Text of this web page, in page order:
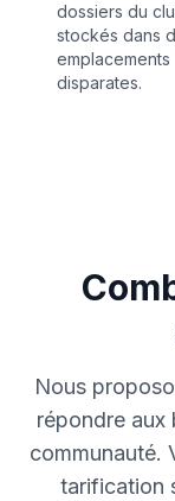
dossiers du
stockés dans
emplacements
disparates.
Nous
répondre aux
communauté.
tarification